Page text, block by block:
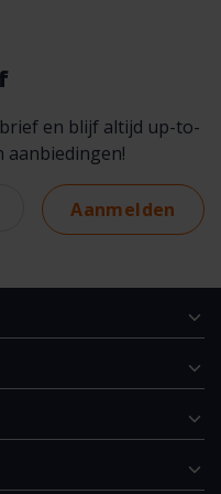
en blijf altijd up-to-
aanbiedingen!
Aanmelden